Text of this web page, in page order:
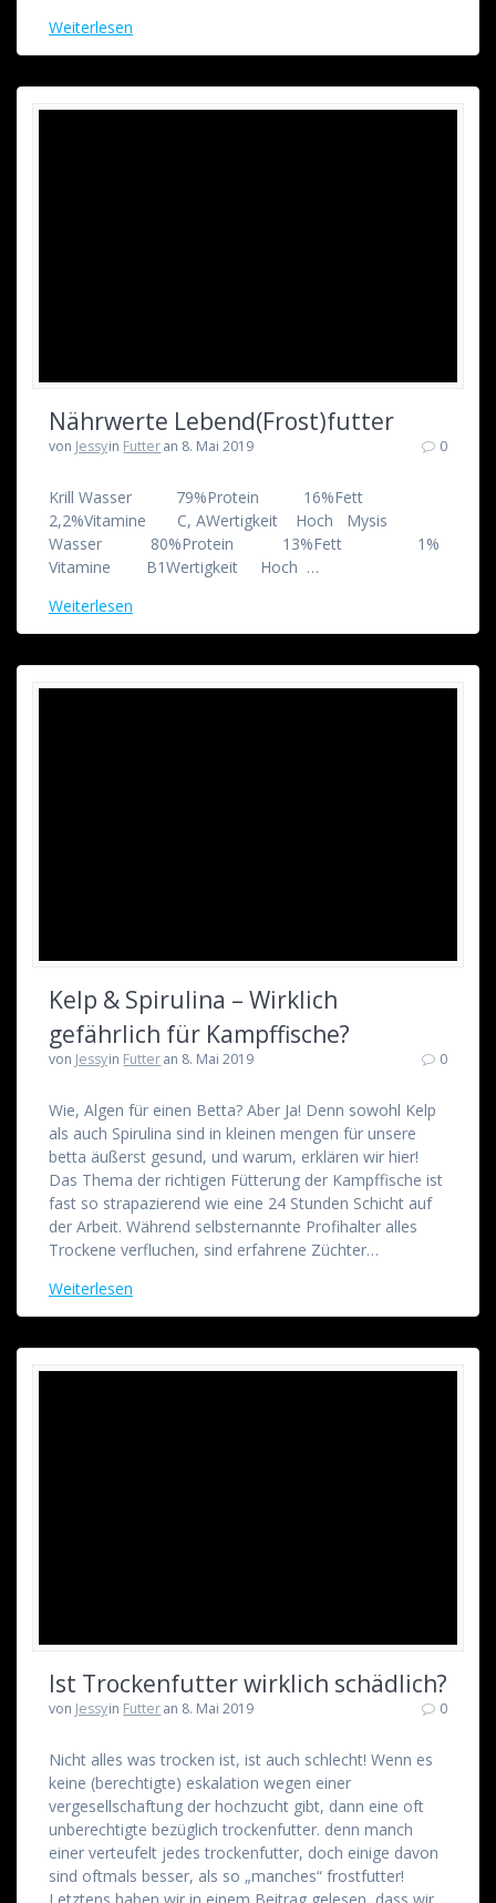
Weiterlesen
Nährwerte Lebend(Frost)futter
von Jessyin Futteran 8. Mai 2019 0
Krill Wasser 79%Protein 16%Fett
2,2%Vitamine C, AWertigkeit Hoch Mysis
Wasser 80%Protein 13%Fett 1%
Vitamine B1Wertigkeit Hoch …
Weiterlesen
Kelp & Spirulina – Wirklich
gefährlich für Kampffische?
von Jessyin Futteran 8. Mai 2019 0
Wie, Algen für einen Betta? Aber Ja! Denn sowohl Kelp
als auch Spirulina sind in kleinen mengen für unsere
betta äußerst gesund, und warum, erklären wir hier!
Das Thema der richtigen Fütterung der Kampffische ist
fast so strapazierend wie eine 24 Stunden Schicht auf
der Arbeit. Während selbsternannte Profihalter alles
Trockene verfluchen, sind erfahrene Züchter…
Weiterlesen
Ist Trockenfutter wirklich schädlich?
von Jessyin Futteran 8. Mai 2019 0
Nicht alles was trocken ist, ist auch schlecht! Wenn es
keine (berechtigte) eskalation wegen einer
vergesellschaftung der hochzucht gibt, dann eine oft
unberechtigte bezüglich trockenfutter. denn manch
einer verteufelt jedes trockenfutter, doch einige davon
sind oftmals besser, als so „manches“ frostfutter!